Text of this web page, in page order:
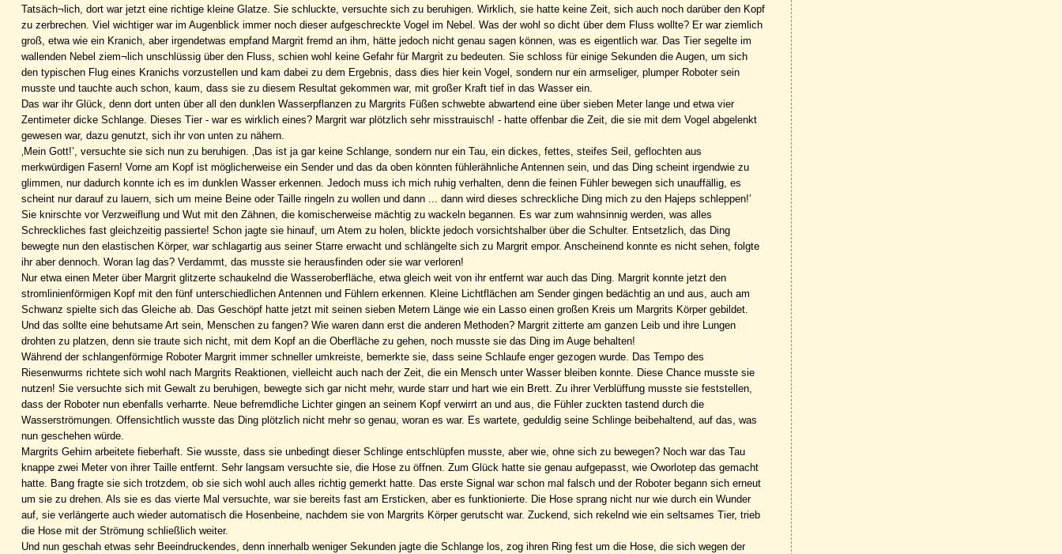
Tatsäch¬lich, dort war jetzt eine richtige kleine Glatze. Sie schluckte, versuchte sich zu beruhigen. Wirklich, sie hatte keine Zeit, sich auch noch darüber den Kopf
zu zerbrechen. Viel wichtiger war im Augenblick immer noch dieser aufgeschreckte Vogel im Nebel. Was der wohl so dicht über dem Fluss wollte? Er war ziemlich
groß, etwa wie ein Kranich, aber irgendetwas empfand Margrit fremd an ihm, hätte jedoch nicht genau sagen können, was es eigentlich war. Das Tier segelte im
wallenden Nebel ziem¬lich unschlüssig über den Fluss, schien wohl keine Gefahr für Margrit zu bedeuten. Sie schloss für einige Sekunden die Augen, um sich
den typischen Flug eines Kranichs vorzustellen und kam dabei zu dem Ergebnis, dass dies hier kein Vogel, sondern nur ein armseliger, plumper Roboter sein
musste und tauchte auch schon, kaum, dass sie zu diesem Resultat gekommen war, mit großer Kraft tief in das Wasser ein.
Das war ihr Glück, denn dort unten über all den dunklen Wasserpflanzen zu Margrits Füßen schwebte abwartend eine über sieben Meter lange und etwa vier
Zentimeter dicke Schlange. Dieses Tier - war es wirklich eines? Margrit war plötzlich sehr misstrauisch! - hatte offenbar die Zeit, die sie mit dem Vogel abgelenkt
gewesen war, dazu genutzt, sich ihr von unten zu nähern.
‚Mein Gott!’, versuchte sie sich nun zu beruhigen. ‚Das ist ja gar keine Schlange, sondern nur ein Tau, ein dickes, fettes, steifes Seil, geflochten aus
merkwürdigen Fasern! Vorne am Kopf ist möglicherweise ein Sender und das da oben könnten fühlerähnliche Antennen sein, und das Ding scheint irgendwie zu
glimmen, nur dadurch konnte ich es im dunklen Wasser erkennen. Jedoch muss ich mich ruhig verhalten, denn die feinen Fühler bewegen sich unauffällig, es
scheint nur darauf zu lauern, sich um meine Beine oder Taille ringeln zu wollen und dann ... dann wird dieses schreckliche Ding mich zu den Hajeps schleppen!’
Sie knirschte vor Verzweiflung und Wut mit den Zähnen, die komischerweise mächtig zu wackeln begannen. Es war zum wahnsinnig werden, was alles
Schreckliches fast gleichzeitig passierte! Schon jagte sie hinauf, um Atem zu holen, blickte jedoch vorsichtshalber über die Schulter. Entsetzlich, das Ding
bewegte nun den elastischen Körper, war schlagartig aus seiner Starre erwacht und schlängelte sich zu Margrit empor. Anscheinend konnte es nicht sehen, folgte
ihr aber dennoch. Woran lag das? Verdammt, das musste sie herausfinden oder sie war verloren!
Nur etwa einen Meter über Margrit glitzerte schaukelnd die Wasseroberfläche, etwa gleich weit von ihr entfernt war auch das Ding. Margrit konnte jetzt den
stromlinienförmigen Kopf mit den fünf unterschiedlichen Antennen und Fühlern erkennen. Kleine Lichtflächen am Sender gingen bedächtig an und aus, auch am
Schwanz spielte sich das Gleiche ab. Das Geschöpf hatte jetzt mit seinen sieben Metern Länge wie ein Lasso einen großen Kreis um Margrits Körper gebildet.
Und das sollte eine behutsame Art sein, Menschen zu fangen? Wie waren dann erst die anderen Methoden? Margrit zitterte am ganzen Leib und ihre Lungen
drohten zu platzen, denn sie traute sich nicht, mit dem Kopf an die Oberfläche zu gehen, noch musste sie das Ding im Auge behalten!
Während der schlangenförmige Roboter Margrit immer schneller umkreiste, bemerkte sie, dass seine Schlaufe enger gezogen wurde. Das Tempo des
Riesenwurms richtete sich wohl nach Margrits Reaktionen, vielleicht auch nach der Zeit, die ein Mensch unter Wasser bleiben konnte. Diese Chance musste sie
nutzen! Sie versuchte sich mit Gewalt zu beruhigen, bewegte sich gar nicht mehr, wurde starr und hart wie ein Brett. Zu ihrer Verblüffung musste sie feststellen,
dass der Roboter nun ebenfalls verharrte. Neue befremdliche Lichter gingen an seinem Kopf verwirrt an und aus, die Fühler zuckten tastend durch die
Wasserströmungen. Offensichtlich wusste das Ding plötzlich nicht mehr so genau, woran es war. Es wartete, geduldig seine Schlinge beibehaltend, auf das, was
nun geschehen würde.
Margrits Gehirn arbeitete fieberhaft. Sie wusste, dass sie unbedingt dieser Schlinge entschlüpfen musste, aber wie, ohne sich zu bewegen? Noch war das Tau
knappe zwei Meter von ihrer Taille entfernt. Sehr langsam versuchte sie, die Hose zu öffnen. Zum Glück hatte sie genau aufgepasst, wie Oworlotep das gemacht
hatte. Bang fragte sie sich trotzdem, ob sie sich wohl auch alles richtig gemerkt hatte. Das erste Signal war schon mal falsch und der Roboter begann sich erneut
um sie zu drehen. Als sie es das vierte Mal versuchte, war sie bereits fast am Ersticken, aber es funktionierte. Die Hose sprang nicht nur wie durch ein Wunder
auf, sie verlängerte auch wieder automatisch die Hosenbeine, nachdem sie von Margrits Körper gerutscht war. Zuckend, sich rekelnd wie ein seltsames Tier, trieb
die Hose mit der Strömung schließlich weiter.
Und nun geschah etwas sehr Beeindruckendes, denn innerhalb weniger Sekunden jagte die Schlange los, zog ihren Ring fest um die Hose, die sich wegen der